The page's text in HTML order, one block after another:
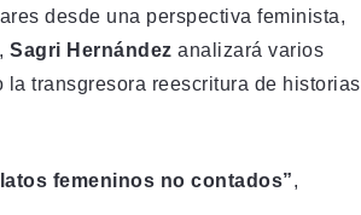
desde una perspectiva feminista,
Sagri Hernández analizará varios
transgresora reescritura de historias
femeninos no contados”,